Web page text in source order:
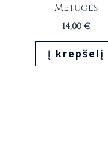
Metūgės
14,00 €
Į krepšelį